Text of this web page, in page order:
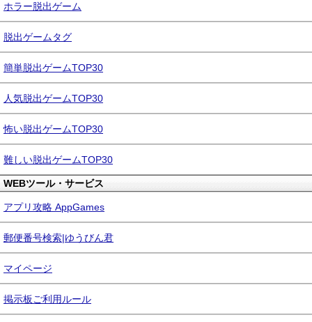
ホラー脱出ゲーム
脱出ゲームタグ
簡単脱出ゲームTOP30
人気脱出ゲームTOP30
怖い脱出ゲームTOP30
難しい脱出ゲームTOP30
WEBツール・サービス
アプリ攻略 AppGames
郵便番号検索|ゆうびん君
マイページ
掲示板ご利用ルール